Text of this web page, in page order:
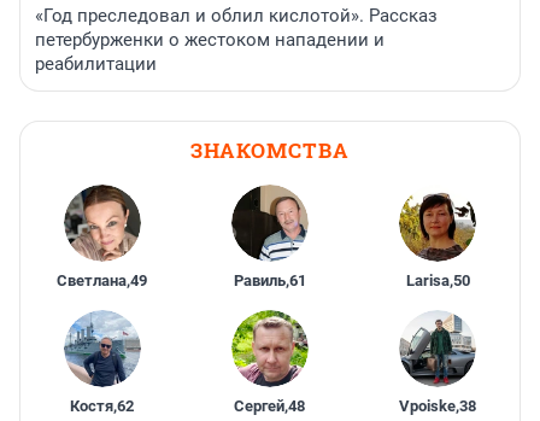
«Год преследовал и облил кислотой». Рассказ
петербурженки о жестоком нападении и
реабилитации
ЗНАКОМСТВА
Светлана,49 Равиль,61 Larisa,50
Костя,62 Сергей,48 Vpoiske,38